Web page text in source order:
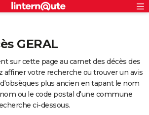
GERAL
sur cette page au carnet des décès des
affiner votre recherche ou trouver un avis
plus ancien en tapant le nom
ou le code postal d'une commune
ci-dessous.